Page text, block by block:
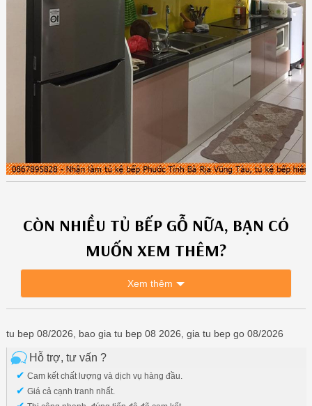
CÒN NHIỀU TỦ BẾP GỖ NỮA, BẠN CÓ
MUỐN XEM THÊM?
Xem thêm
tu bep 08/2026, bao gia tu bep 08 2026, gia tu bep go 08/2026
Hỗ trợ, tư vấn ?
✔ Cam kết chất lượng và dịch vụ hàng đầu.
✔ Giá cả cạnh tranh nhất.